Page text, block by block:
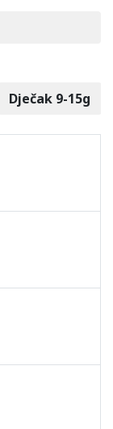
Dječak 9-15g